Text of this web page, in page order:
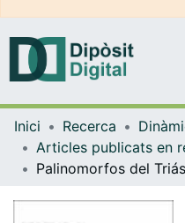
Inici Recerca